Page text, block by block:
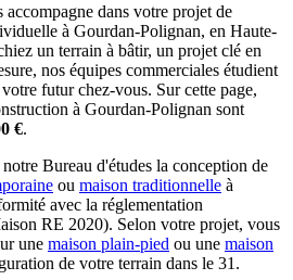
dans votre projet de
à Gourdan-Polignan, en Haute-
un terrain à bâtir, un projet clé en
nos équipes commerciales étudient
futur chez-vous. Sur cette page,
à Gourdan-Polignan sont
€.
Bureau d'études la conception de
ou maison traditionnelle à
avec la réglementation
RE 2020). Selon votre projet, vous
une maison plain-pied ou une maison
de votre terrain dans le 31.